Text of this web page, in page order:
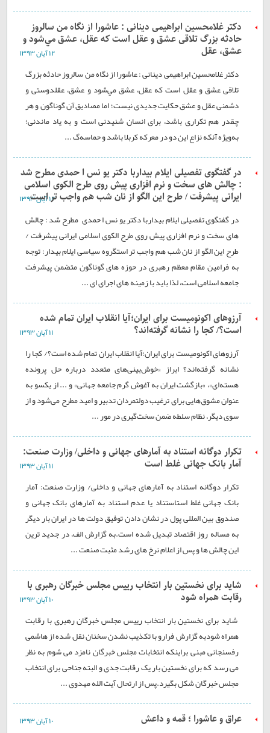
دکتر غلامحسین ابراهیمی دینانی : عاشورا از نگاه من سالروز
حادثه بزرگ تلاقی عشق و عقل است که عقل، عشق مي‌شود و
عشق، عقل ۱۲ آبان ۱۳۹۳
دکتر غلامحسین ابراهیمی دینانی : عاشورا از نگاه من سالروز حادثه بزرگ
تلاقی عشق و عقل است که عقل، عشق مي‌شود و عشق، عقلدوستی و
دشمنی عقل و عشق حکایت جدیدی نیست؛ اما مصادیق آن گوناگون و هر
چقدر هم تکراری باشد، برای انسان شنیدنی است و به یاد ماندنی؛
به‌ويژه آنکه نزاع این دو در معرکه کربلا باشد و حماسه‌گ ...
در گفتگوی تفصیلی ایلام بیداربا دکتر یو نس ا حمدی مطرح شد
: چالش های سخت و نرم افزاری پیش روی طرح الکوی اسلامی
ایرانی پیشرفت / طرح این الگو از نان شب هم واجب تر است
۱۲ آبان ۱۳۹۳
در گفتگوی تفصیلی ایلام بیداربا دکتر یو نس ا حمدی مطرح شد : چالش
های سخت و نرم افزاری پیش روی طرح الکوی اسلامی ایرانی پیشرفت /
طرح این الگو از نان شب هم واجب تر استگروه سیاسی ایلام بیدار: توجه
به فرامین مقام معظم رهبری در حوزه های گوناگون متضمن پیشرفت
جامعه اسلامی است، لذا باید با زمینه های اجرای ای ...
آرزوهای اکونومیست برای ایران؛آیا انقلاب ایران تمام شده
است؟/ کجا را نشانه گرفته‌اند؟ ۱۱ آبان ۱۳۹۳
آرزوهای اکونومیست برای ایران؛آیا انقلاب ایران تمام شده است؟/ کجا را
نشانه گرفته‌اند؟ ابراز «خوش‌بینی‌های متعدد درباره حل پرونده
هسته‌ای»، «بازگشت ایران به آغوش گرم جامعه جهانی» و ... از یکسو به
عنوان مشوق‌هایی برای ترغیب دولتمردان تدبیر و امید مطرح می‌شود و از
سوی دیگر، نظام سلطه ضمن سخت‌گیری در مور ...
تکرار دوگانه استناد به آمارهای جهانی و داخلی/ وزارت صنعت:
آمار بانک جهانی غلط است ۱۱ آبان ۱۳۹۳
تکرار دوگانه استناد به آمارهای جهانی و داخلی/ وزارت صنعت: آمار
بانک جهانی غلط استاستناد یا عدم استناد به آمارهای بانک جهانی و
صندوق بین المللی پول در نشان دادن توفیق دولت ها در ایران بار دیگر
به مساله روز اقتصاد تبدیل شده است.به گزارش الف، در جدید ترین
این چالش ها و پس از اعلام نرخ های رشد مثبت صنعت ...
شاید برای نخستین بار انتخاب رییس مجلس خبرگان رهبری با
رقابت همراه شود ۱۰ آبان ۱۳۹۳
شاید برای نخستین بار انتخاب رییس مجلس خبرگان رهبری با رقابت
همراه شودبه گزارش فرارو با تکذیب نشدن سخنان نقل شده از هاشمی
رفسنجانی مبنی براینکه انتخابات مجلس خبرگان نامزد می شوم به نظر
می رسد که برای نخستین بار یک رقابت جدی و البته جناحی برای انتخاب
مجلس خبرگان شکل بگیرد.پس از ارتحال آیت الله مهدوی ...
عراق و عاشورا ؛ قمه و داعش ۱۰ آبان ۱۳۹۳